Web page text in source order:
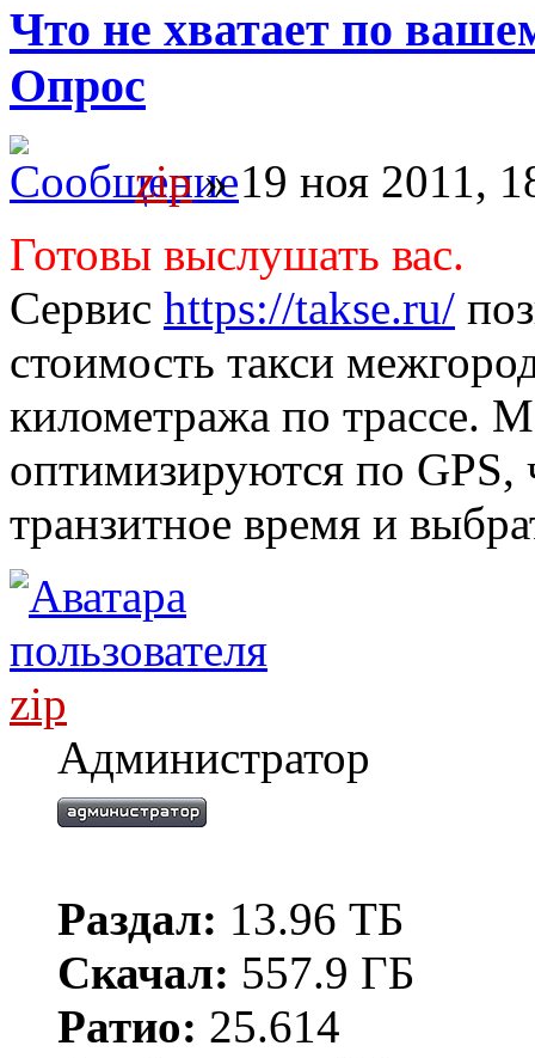
Что не хватает по
Опрос
zip» 19 ноя 2011,
Готовы выслушать вас.
Сервис https://takse.ru/
стоимость такси
километража по трассе.
оптимизируются по GPS,
транзитное время и
zip
Администратор
Раздал: 13.96 ТБ
Скачал: 557.9 ГБ
Ратио: 25.614